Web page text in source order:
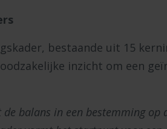
bestaande uit 15
inzicht om een
balans in een bestemming op